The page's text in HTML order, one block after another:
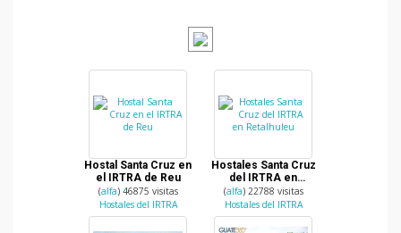
Hostal Santa Cruz en
el IRTRA de Reu
(alfa) 46875 visitas
Hostales del IRTRA
Hostales Santa Cruz
del IRTRA en
Retalhuleu
(alfa) 22788 visitas
Hostales del IRTRA